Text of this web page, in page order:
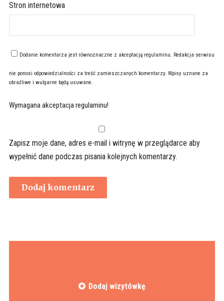
Stron internetowa
Dodanie komentarza jest równoznaczne z akceptacją regulaminu. Redakcja serwisu
nie ponosi odpowiedzialności za treść zamieszczanych komentarzy. Wpisy uznane za
obraźliwe i wulgarne będą usuwane.
Wymagana akceptacja regulaminu!
Zapisz moje dane, adres e-mail i witrynę w przeglądarce aby
wypełnić dane podczas pisania kolejnych komentarzy.
Dodaj wizytówkę